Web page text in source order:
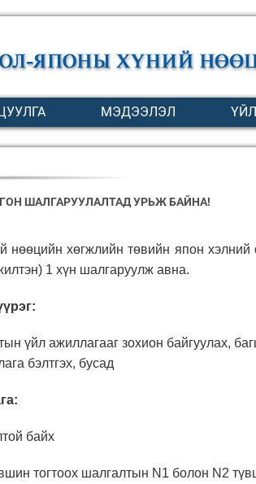
МЭДЭЭЛЭЛ
ШАЛГАРУУЛАЛТАД УРЬЖ БАЙНА!
нөөцийн хөгжлийн төвийн япон хэлний
1 хүн шалгаруулж авна.
үйл ажиллагааг зохион байгуулах,
бэлтгэх, бусад
байх
тогтоох шалгалтын N1 болон N2